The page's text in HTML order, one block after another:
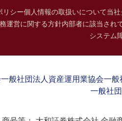
リシー個人情報の取扱いについて当
運営に関する方針内部者に該当され
システム
一般社団法人資産運用業協会一般
一般社